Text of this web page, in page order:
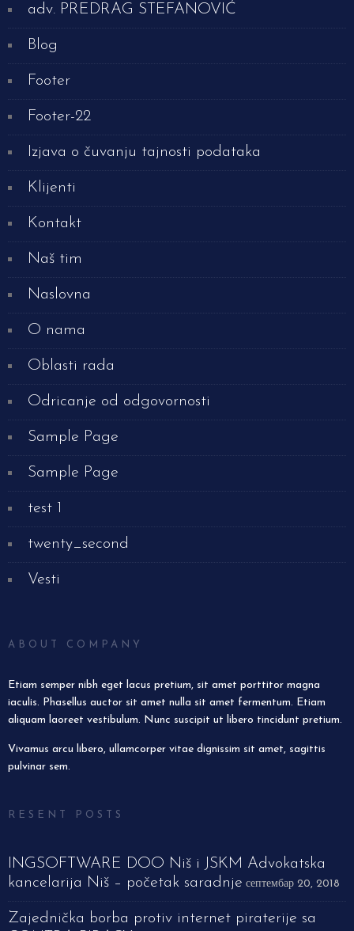
adv. PREDRAG STEFANOVIĆ
Blog
Footer
Footer-22
Izjava o čuvanju tajnosti podataka
Klijenti
Kontakt
Naš tim
Naslovna
O nama
Oblasti rada
Odricanje od odgovornosti
Sample Page
Sample Page
test 1
twenty_second
Vesti
ABOUT COMPANY
Etiam semper nibh eget lacus pretium, sit amet porttitor magna
iaculis. Phasellus auctor sit amet nulla sit amet fermentum. Etiam
aliquam laoreet vestibulum. Nunc suscipit ut libero tincidunt pretium.
Vivamus arcu libero, ullamcorper vitae dignissim sit amet, sagittis
pulvinar sem.
RESENT POSTS
INGSOFTWARE DOO Niš i JSKM Advokatska
kancelarija Niš – početak saradnje септембар 20, 2018
Zajednička borba protiv internet piraterije sa